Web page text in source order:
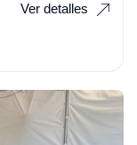
Ver detalles